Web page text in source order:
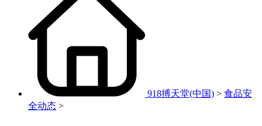
918搏天堂(中国) > 食品安
全动态 >